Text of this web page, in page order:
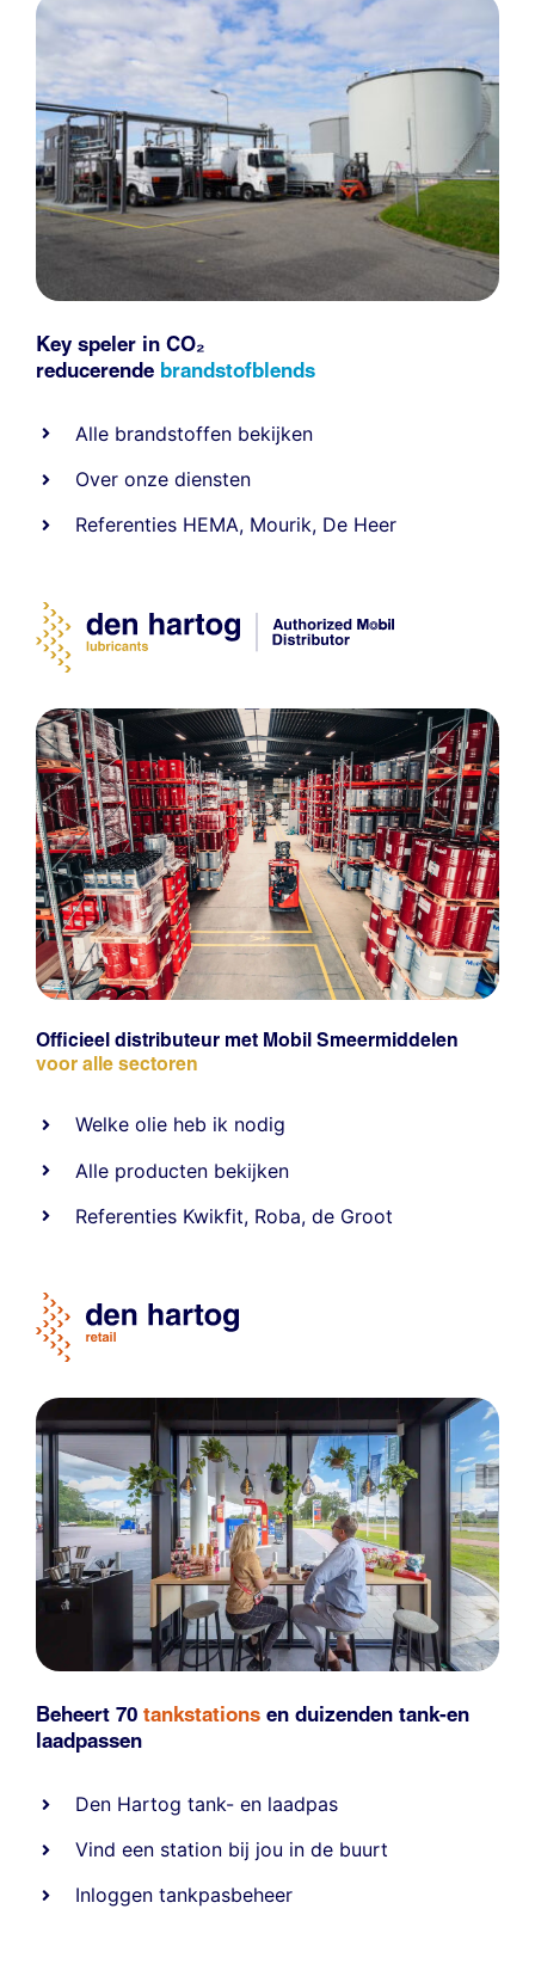
Key speler in CO₂
reducerende brandstofblends
Alle brandstoffen bekijken
Over onze diensten
Referenties HEMA, Mourik, De Heer
Officieel distributeur met Mobil Smeermiddelen
voor alle sectoren
Welke olie heb ik nodig
Alle producten bekijken
Referenties Kwikfit, Roba,de Groot
Beheert 70 tankstations en duizenden tank-en
laadpassen
Den Hartog tank- en laadpas
Vind een station bij jou in de buurt
Inloggen tankpasbeheer